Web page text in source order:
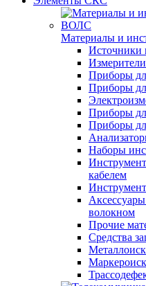
Материалы и
Источники
Приборы
Приборы
Приборы
Приборы
Наборы
кабелем
волокном
Прочие
Средства